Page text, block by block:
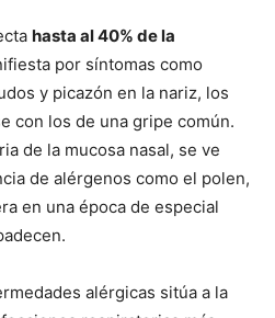
hasta al 40% de la
por síntomas como
y picazón en la nariz, los
con los de una gripe común.
de la mucosa nasal, se ve
de alérgenos como el polen,
en una época de especial
alérgicas sitúa a la